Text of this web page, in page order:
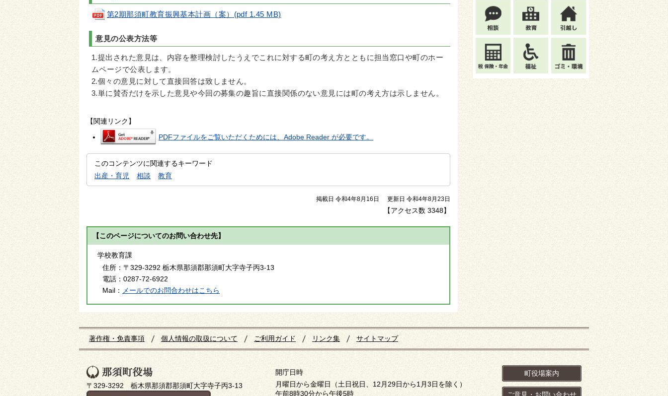
第2期那須町教育振興基本計画（案）(pdf 1.45 MB)
意見の公表方法等
1.提出された意見は、内容を整理検討したうえでこれに対する町の考え方とともに担当窓口や町のホー
ムページで公表します。
2.個々の意見に対して直接回答は致しません。
3.単に賛否だけを示した意見や今回の募集の趣旨に直接関係のない意見には町の考え方は示しません。
【関連リンク】
PDFファイルをご覧いただくためには、Adobe Reader が必要です。
このコンテンツに関連するキーワード
出産・育児
相談 教育
掲載日 令和4年8月16日 更新日 令和4年8月23日
【アクセス数 3348】
【このページについてのお問い合わせ先】
学校教育課
住所： 〒329-3292 栃木県那須郡那須町大字寺子丙3-13
電話： 0287-72-6922
Mail：
メールでのお問合わせはこちら
著作権・免責事項 個人情報の取扱について ご利用ガイド リンク集 サイトマップ
〒329-3292 栃木県那須郡那須町大字寺子丙3-13
開庁日時
月曜日から金曜日（土日祝日、12月29日から1月3日を除く）
午前8時30分から午後5時
町役場案内